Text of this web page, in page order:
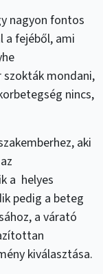
nagyon fontos
fejéből, ami
szokták mondani,
nincs,
aki
a helyes
pedig a beteg
a várató
kiválasztása.